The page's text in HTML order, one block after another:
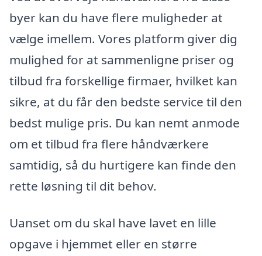
byer kan du have flere muligheder at
vælge imellem. Vores platform giver dig
mulighed for at sammenligne priser og
tilbud fra forskellige firmaer, hvilket kan
sikre, at du får den bedste service til den
bedst mulige pris. Du kan nemt anmode
om et tilbud fra flere håndværkere
samtidig, så du hurtigere kan finde den
rette løsning til dit behov.
Uanset om du skal have lavet en lille
opgave i hjemmet eller en større